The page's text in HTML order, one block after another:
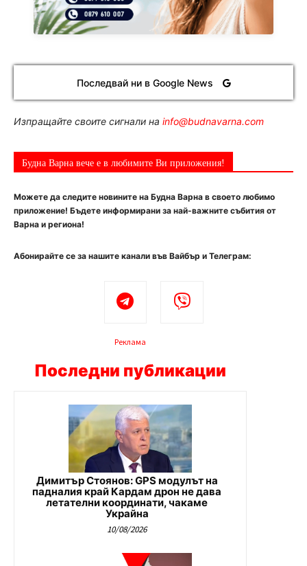
Последвай ни в Google News
Изпращайте своите сигнали на info@budnavarna.com
Будна Варна вече е в любимите Ви приложения!
Можете да следите новините на Будна Варна в своето любимо
приложение! Бъдете информирани за най-важните събития от
Варна и региона!
Абонирайте се за нашите канали във Вайбър и Телеграм:
Реклама
Последни публикации
Димитър Стоянов: GPS модулът на
падналия край Кардам дрон не дава
летателни координати, чакаме
Украйна
10/08/2026